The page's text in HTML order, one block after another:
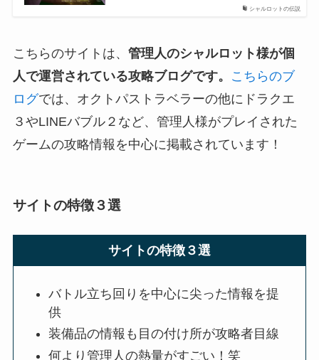
シャルロットの伝説
こちらのサイトは、 管理人のシャルロット様が個
人で運営されている攻略ブログです。
こちらのブ
ログでは、オクトパストラベラーの他にドラクエ
３やLINEバブル２など、管理人様がプレイされた
ゲームの攻略情報を中心に掲載されています！
サイトの特徴３選
サイトの特徴３選
バトル立ち回りを中心に尖った情報を提
供
装備品の情報も目の付け所が攻略者目線
何より管理人の熱量がすごい！笑